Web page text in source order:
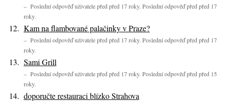
– Poslední odpověď uživatele před před 17 roky. Poslední odpověď před před 17
roky.
Kam na flambované palačinky v Praze?
– Poslední odpověď uživatele před před 17 roky. Poslední odpověď před před 17
roky.
Sami Grill
– Poslední odpověď uživatele před před 17 roky. Poslední odpověď před před 15
roky.
doporučte restauraci blízko Strahova